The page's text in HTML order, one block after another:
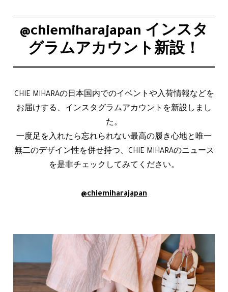
@chiemiharajapan インスタ
グラムアカウント新設！
CHIE MIHARAの日本国内でのイベントや入荷情報などを
お届けする、インスタグラムアカウントを新設しまし
た。
一度足を入れたら忘れられない最高の履き心地と唯一
無二のデザイン性を併せ持つ、CHIE MIHARAのニュース
を是非チェックしてみてください。
@chiemiharajapan